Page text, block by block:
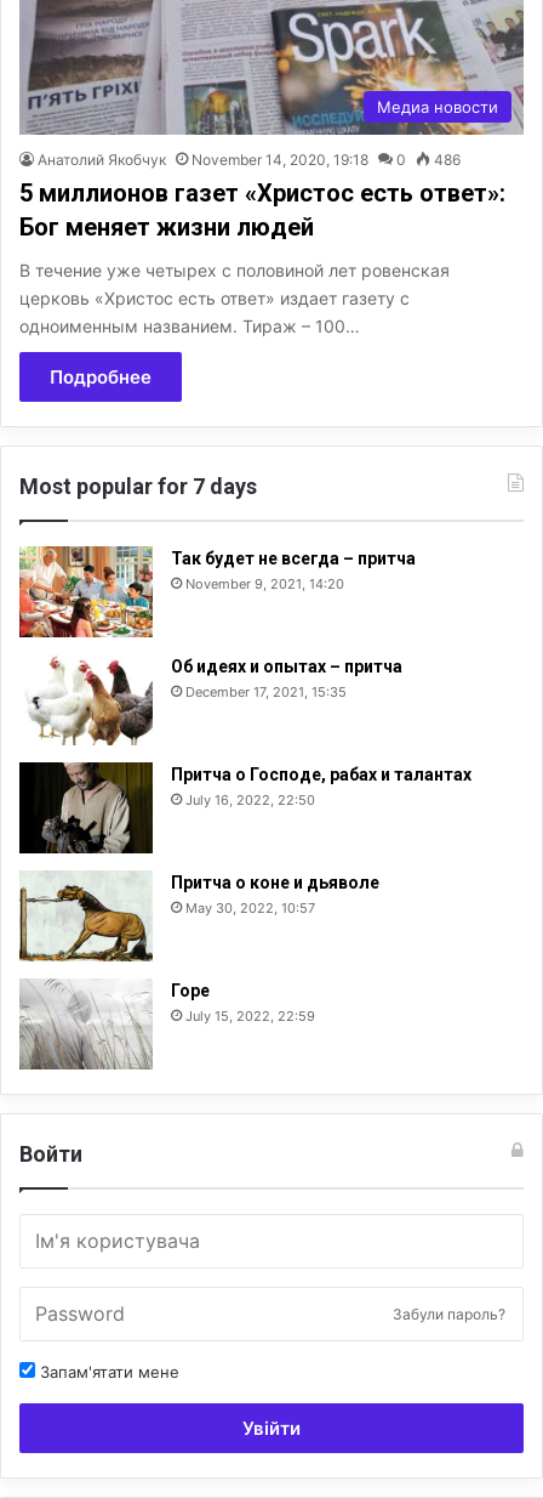
Медиа новости
Анатолий Якобчук November 14, 2020, 19:18 0 486
5 миллионов газет «Христос есть ответ»:
Бог меняет жизни людей
В течение уже четырех с половиной лет ровенская
церковь «Христос есть ответ» издает газету с
одноименным названием. Тираж – 100…
Подробнее
Most popular for 7 days
Так будет не всегда – притча
November 9, 2021, 14:20
Об идеях и опытах – притча
December 17, 2021, 15:35
Притча о Господе, рабах и талантах
July 16, 2022, 22:50
Притча о коне и дьяволе
May 30, 2022, 10:57
Горе
July 15, 2022, 22:59
Войти
Забули пароль?
Запам'ятати мене
Увійти